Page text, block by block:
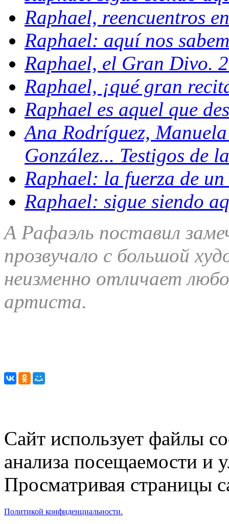
Raphael, reencuentros
Raphael: aquí nos
Raphael, el Gran Divo.
Raphael, ¡qué gran
Raphael es aquel que
Ana Rodríguez,
González... Testigos de
Raphael: la fuerza de
Raphael: sigue siendo
А Рафаэль поставил
прозвучало с большой
неизменно отличает
артиста.
Сайт использует файлы
анализа посещаемости и
Просматривая страницы
Политикой конфиденциальности.